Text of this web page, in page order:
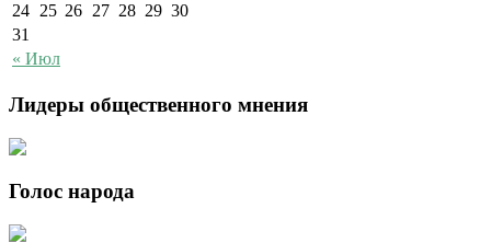
« Июл
24 25 26 27 28 29 30
31
Лидеры общественного мнения
Голос народа